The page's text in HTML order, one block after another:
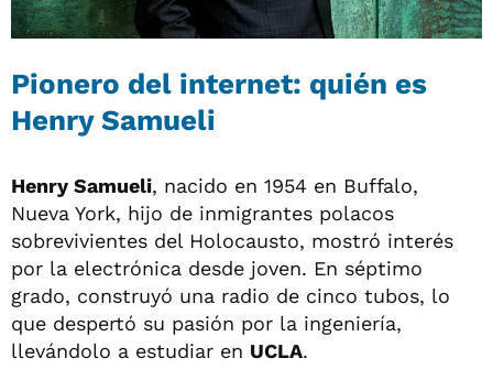
Pionero del internet: quién es
Henry Samueli
Henry Samueli, nacido en 1954 en Buffalo,
Nueva York, hijo de inmigrantes polacos
sobrevivientes del Holocausto, mostró interés
por la electrónica desde joven. En séptimo
grado, construyó una radio de cinco tubos, lo
que despertó su pasión por la ingeniería,
llevándolo a estudiar en UCLA.